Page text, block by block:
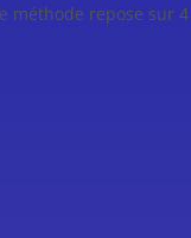
méthode repose sur 4